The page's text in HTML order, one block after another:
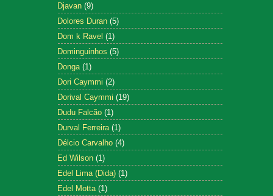
Djavan (9)
Dolores Duran (5)
Dom k Ravel (1)
Dominguinhos (5)
Donga (1)
Dori Caymmi (2)
Dorival Caymmi (19)
Dudu Falcão (1)
Durval Ferreira (1)
Délcio Carvalho (4)
Ed Wilson (1)
Edel Lima (Dida) (1)
Edel Motta (1)